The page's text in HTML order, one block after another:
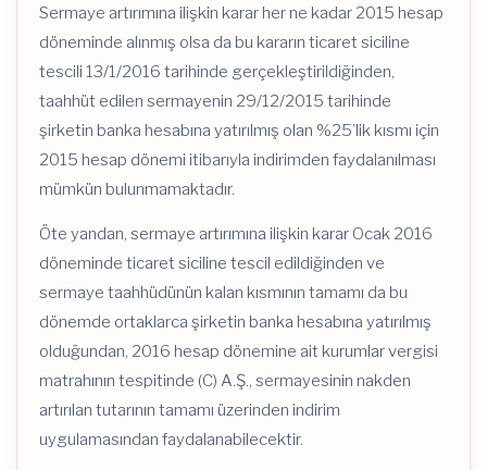
Sermaye artırımına ilişkin karar her ne kadar 2015 hesap
döneminde alınmış olsa da bu kararın ticaret siciline
tescili 13/1/2016 tarihinde gerçekleştirildiğinden,
taahhüt edilen sermayenin 29/12/2015 tarihinde
şirketin banka hesabına yatırılmış olan %25’lik kısmı için
2015 hesap dönemi itibarıyla indirimden faydalanılması
mümkün bulunmamaktadır.
Öte yandan, sermaye artırımına ilişkin karar Ocak 2016
döneminde ticaret siciline tescil edildiğinden ve
sermaye taahhüdünün kalan kısmının tamamı da bu
dönemde ortaklarca şirketin banka hesabına yatırılmış
olduğundan, 2016 hesap dönemine ait kurumlar vergisi
matrahının tespitinde (C) A.Ş., sermayesinin nakden
artırılan tutarının tamamı üzerinden indirim
uygulamasından faydalanabilecektir.